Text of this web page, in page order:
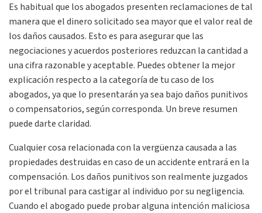
Es habitual que los abogados presenten reclamaciones de tal
manera que el dinero solicitado sea mayor que el valor real de
los daños causados. Esto es para asegurar que las
negociaciones y acuerdos posteriores reduzcan la cantidad a
una cifra razonable y aceptable. Puedes obtener la mejor
explicación respecto a la categoría de tu caso de los
abogados, ya que lo presentarán ya sea bajo daños punitivos
o compensatorios, según corresponda. Un breve resumen
puede darte claridad.
Cualquier cosa relacionada con la vergüenza causada a las
propiedades destruidas en caso de un accidente entrará en la
compensación. Los daños punitivos son realmente juzgados
por el tribunal para castigar al individuo por su negligencia.
Cuando el abogado puede probar alguna intención maliciosa